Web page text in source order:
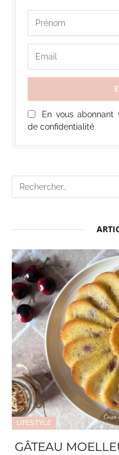
En vous
de confidentialité
LIFESTYLE
GÂTEAU